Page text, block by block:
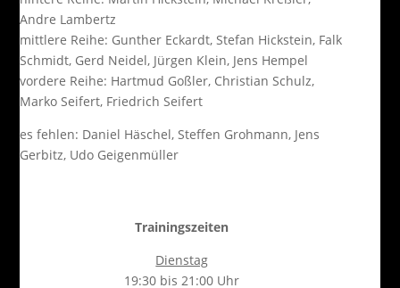
Andre Lambertz
mittlere Reihe: Gunther Eckardt, Stefan Hickstein, Falk
Schmidt, Gerd Neidel, Jürgen Klein, Jens Hempel
vordere Reihe: Hartmud Goßler, Christian Schulz,
Marko Seifert, Friedrich Seifert
es fehlen: Daniel Häschel, Steffen Grohmann, Jens
Gerbitz, Udo Geigenmüller
Trainingszeiten
Dienstag
19:30 bis 21:00 Uhr